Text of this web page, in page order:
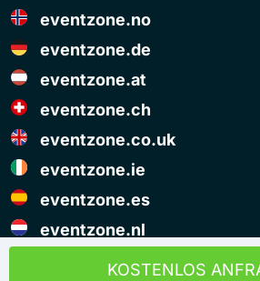
KOSTENLOS
eventzone.no
eventzone.de
eventzone.at
eventzone.ch
eventzone.co.uk
eventzone.ie
eventzone.es
eventzone.nl
© Copyright Eventzone 2026